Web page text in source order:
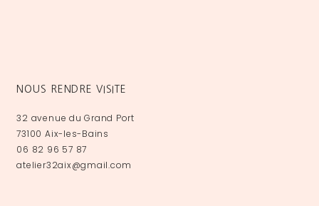
NOUS RENDRE VISITE
32 avenue du Grand Port
73100 Aix-les-Bains
06 82 96 57 87
atelier32aix@gmail.com